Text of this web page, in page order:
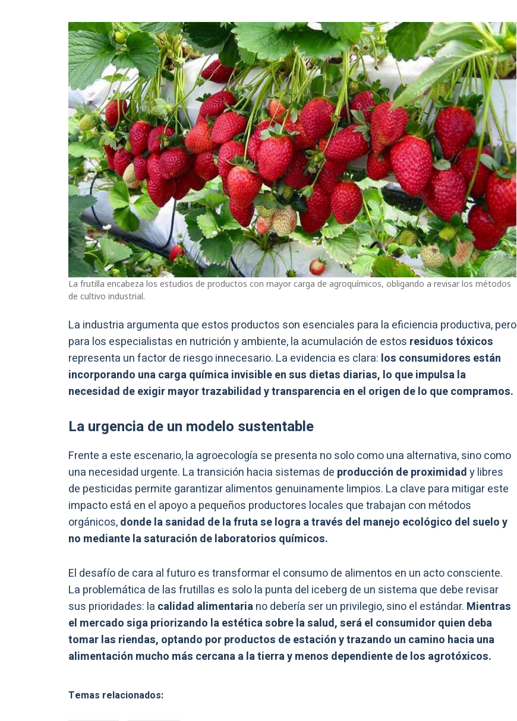
La frutilla encabeza los estudios de productos con mayor carga de agroquímicos, obligando a revisar los métodos
de cultivo industrial.
La industria argumenta que estos productos son esenciales para la eficiencia productiva, pero
para los especialistas en nutrición y ambiente, la acumulación de estos residuos tóxicos
representa un factor de riesgo innecesario. La evidencia es clara: los consumidores están
incorporando una carga química invisible en sus dietas diarias, lo que impulsa la
necesidad de exigir mayor trazabilidad y transparencia en el origen de lo que compramos.
La urgencia de un modelo sustentable
Frente a este escenario, la agroecología se presenta no solo como una alternativa, sino como
una necesidad urgente. La transición hacia sistemas de producción de proximidady libres
de pesticidas permite garantizar alimentos genuinamente limpios. La clave para mitigar este
impacto está en el apoyo a pequeños productores locales que trabajan con métodos
orgánicos,donde la sanidad de la fruta se logra a través del manejo ecológico del suelo y
no mediante la saturación de laboratorios químicos.
El desafío de cara al futuro es transformar el consumo de alimentos en un acto consciente.
La problemática de las frutillas es solo la punta del iceberg de un sistema que debe revisar
sus prioridades: la calidad alimentariano debería ser un privilegio, sino el estándar. Mientras
el mercado siga priorizando la estética sobre la salud, será el consumidor quien deba
tomar las riendas, optando por productos de estación y trazando un camino hacia una
alimentación mucho más cercana a la tierra y menos dependiente de los agrotóxicos.
Temas relacionados: